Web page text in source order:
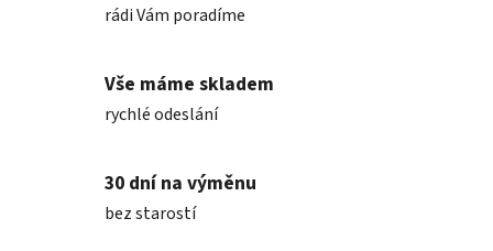
rádi Vám poradíme
Vše máme skladem
rychlé odeslání
30 dní na výměnu
bez starostí